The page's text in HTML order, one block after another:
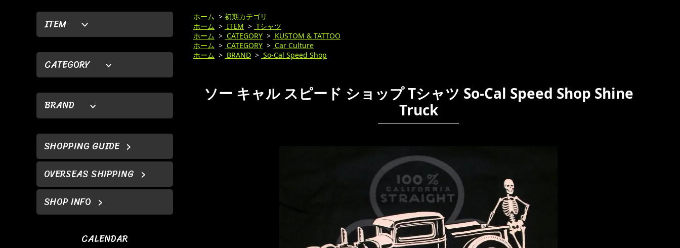
ITEM
CATEGORY
BRAND
SHOPPING GUIDE
OVERSEAS SHIPPING
SHOP INFO
CALENDAR
ホーム > 初期カテゴリ
ホーム > ITEM > Tシャツ
ホーム > CATEGORY > KUSTOM & TATTOO
ホーム > CATEGORY > Car Culture
ホーム > BRAND > So-Cal Speed Shop
ソー キャル スピード ショップ Tシャツ So-Cal Speed Shop Shine
Truck